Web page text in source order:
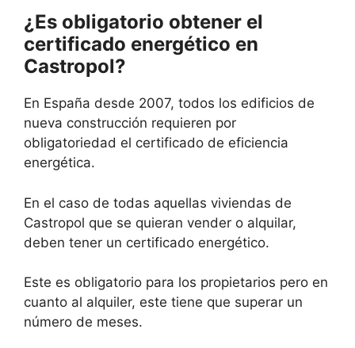
¿Es obligatorio obtener el
certificado energético en
Castropol?
En España desde 2007, todos los edificios de
nueva construcción requieren por
obligatoriedad el certificado de eficiencia
energética.
En el caso de todas aquellas viviendas de
Castropol que se quieran vender o alquilar,
deben tener un certificado energético.
Este es obligatorio para los propietarios pero en
cuanto al alquiler, este tiene que superar un
número de meses.